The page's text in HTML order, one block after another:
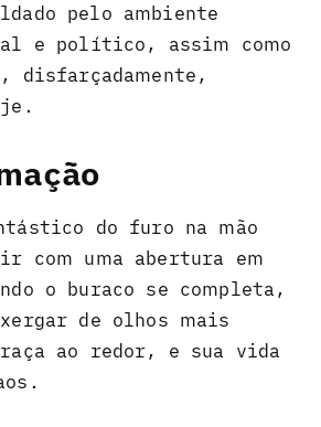
pelo ambiente
e político, assim como
disfarçadamente,
do furo na mão
com uma abertura em
o buraco se completa,
de olhos mais
ao redor, e sua vida